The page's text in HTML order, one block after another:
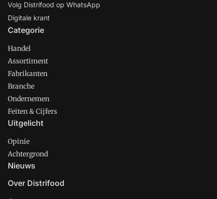
Volg Distrifood op WhatsApp
Digitale krant
Categorie
Handel
Assortiment
Fabrikanten
Branche
Ondernemen
Feiten & Cijfers
Uitgelicht
Opinie
Achtergrond
Nieuws
Over Distrifood